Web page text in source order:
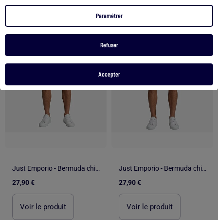
Paramétrer
Refuser
Accepter
1/5
Just Emporio - Bermuda chino Homme
27,90 €
Voir le produit
1/5
Just Emporio - Bermuda chino Homme
27,90 €
Voir le produit